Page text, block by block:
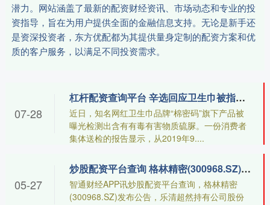
潜力。网站涵盖了最新的配资财经资讯、市场动态和专业的投
资指导，旨在为用户提供全面的金融信息支持。无论是新手还
是资深投资者，东方优配都为其提供量身定制的配资方案和优
质的客户服务，以满足不同投资需求。
杠杆配资查询平台 辛选回应卫生巾被指含致癌物 不存在的
近日，知名网红卫生巾品牌“棉密码”旗下产品被
曝光检测出含有有毒有害物质硫脲。一份消费者
集体送检的报告显示，从2019年9....
07-28
炒股配资平台查询 格林精密(300968.SZ)：持股2.24%股东乐清超然拟清仓减持
智通财经APP讯炒股配资平台查询，格林精密
(300968.SZ)发布公告，乐清超然持有公司股份
05-27